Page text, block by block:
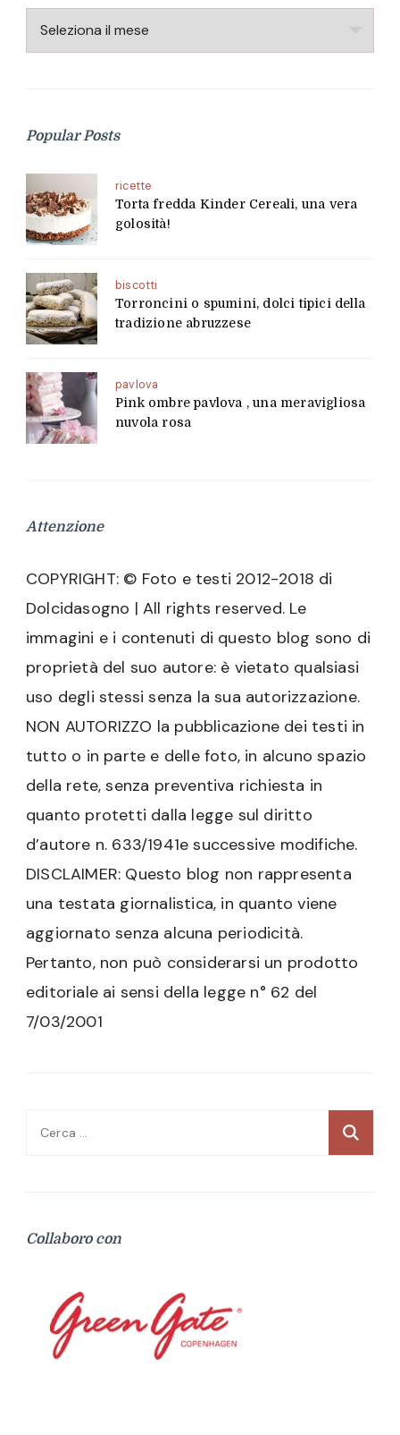
Archivio
Popular Posts
ricette
Torta fredda Kinder Cereali, una vera
golosità!
biscotti
Torroncini o spumini, dolci tipici della
tradizione abruzzese
pavlova
Pink ombre pavlova , una meravigliosa
nuvola rosa
Attenzione
COPYRIGHT: © Foto e testi 2012-2018 di
Dolcidasogno | All rights reserved. Le
immagini e i contenuti di questo blog sono di
proprietà del suo autore: è vietato qualsiasi
uso degli stessi senza la sua autorizzazione.
NON AUTORIZZO la pubblicazione dei testi in
tutto o in parte e delle foto, in alcuno spazio
della rete, senza preventiva richiesta in
quanto protetti dalla legge sul diritto
d’autore n. 633/1941e successive modifiche.
DISCLAIMER: Questo blog non rappresenta
una testata giornalistica, in quanto viene
aggiornato senza alcuna periodicità.
Pertanto, non può considerarsi un prodotto
editoriale ai sensi della legge n° 62 del
7/03/2001
Ricerca
Collaboro con